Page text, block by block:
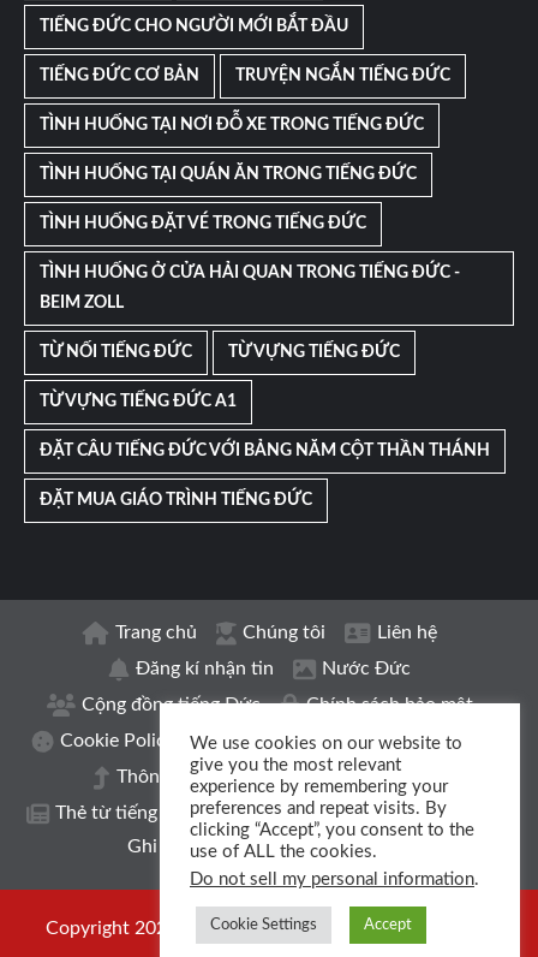
TIẾNG ĐỨC CHO NGƯỜI MỚI BẮT ĐẦU
TIẾNG ĐỨC CƠ BẢN TRUYỆN NGẮN TIẾNG ĐỨC
TÌNH HUỐNG TẠI NƠI ĐỖ XE TRONG TIẾNG ĐỨC
TÌNH HUỐNG TẠI QUÁN ĂN TRONG TIẾNG ĐỨC
TÌNH HUỐNG ĐẶT VÉ TRONG TIẾNG ĐỨC
TÌNH HUỐNG Ở CỬA HẢI QUAN TRONG TIẾNG ĐỨC -
BEIM ZOLL
TỪ NỐI TIẾNG ĐỨC TỪ VỰNG TIẾNG ĐỨC
TỪ VỰNG TIẾNG ĐỨC A1
ĐẶT CÂU TIẾNG ĐỨC VỚI BẢNG NĂM CỘT THẦN THÁNH
ĐẶT MUA GIÁO TRÌNH TIẾNG ĐỨC
Trang chủ Chúng tôi
Liên hệ
Đăng kí nhận tin
Nước Đức
Cộng đồng tiếng Đức
Chính sách bảo mật
Cookie Policy
Thông tin xuất bản | Impressum
Thông báo nâng cấp
Sổ từ vựng
Thẻ từ tiếng Đức
Mạng tiếng Đức
Nhóm
Ghi danh
Podcast Đăng kí học
Copyright 2024 © CLB Tiếng Đức Việt Đức. All rights
We use cookies on our website to
give you the most relevant
experience by remembering your
preferences and repeat visits. By
clicking “Accept”, you consent to the
use of ALL the cookies.
Do not sell my personal information.
Cookie Settings Accept